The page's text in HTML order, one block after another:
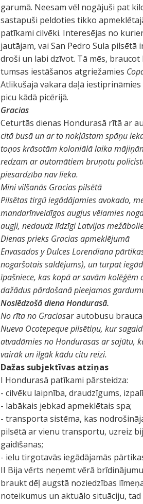
garumā. Neesam vēl nogājuši pat
sastapuši peldoties tikko
patīkami cilvēki. Interesējas no
jautājam, vai San Pedro Sula
droši un labi dzīvot. Tā mēs,
tumsas iestāšanos atgriežamies
Atlikušajā vakara daļā
picu kādā picērijā.
Gracias
Ceturtās dienas Hondurasā rītā ar
citā busā un ar to nokļūstam spāņu
toņos krāsotām koloniālā laika
redzam ar automātiem bruņotu
piesardzība nav lieka.
Mini vilšanās Gracias pilsētā
Pilsētas tirgū iegādājamies avokado,
mandarīnveidīgos augļus vēlamies
augļi, nedaudz līdzīgi Latvijas
Dienas prieks Gracias apmeklējumā
Envasados y Dulces Lorendiana
nogaršotais saldējums), un turpat
īpašniece, kas kopā ar savām
dažādus pārdošanā pieejamos
Noslēdzošā diena Hondurasā.
No rīta no Graciasar autobusu
Nueva Ocotepeque pilsētiņu, kur
atvadāmies no Hondurasas ar sajūtu,
vairāk un ilgāk kādu citu reizi.
Dažas subjektīvas atziņas
I Hondurasā patīkami pārsteidza:
- cilvēku laipnība, draudzīgums,
- labākais jebkad apmeklētais spa;
- transporta sistēma, kas
pilsētā ar vienu transportu, uzreiz
gaidīšanas;
- ielu tirgotavās iegādājamās
II Bija vērts neņemt vērā
braukt dēļ augstā noziedzības
noteikumus un aktuālo situāciju,